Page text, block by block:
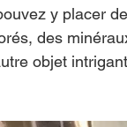
y placer
des
objet